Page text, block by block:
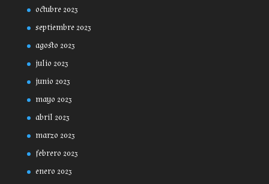
octubre 2023
septiembre 2023
agosto 2023
julio 2023
junio 2023
mayo 2023
abril 2023
marzo 2023
febrero 2023
enero 2023